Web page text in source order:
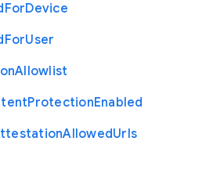
ForDevice
ForUser
Allowlist
ProtectionEnabled
AllowedUrls